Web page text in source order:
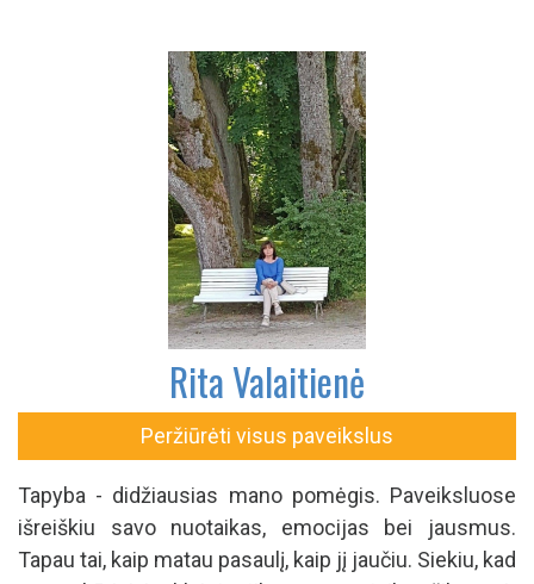
Rita Valaitienė
Peržiūrėti visus paveikslus
Tapyba - didžiausias mano pomėgis. Paveiksluose
išreiškiu savo nuotaikas, emocijas bei jausmus.
Tapau tai, kaip matau pasaulį, kaip jį jaučiu. Siekiu, kad